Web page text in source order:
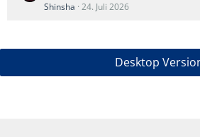
Shinsha 24. Juli 2026
Desktop